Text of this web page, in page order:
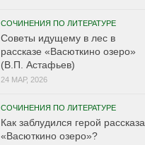
СОЧИНЕНИЯ ПО ЛИТЕРАТУРЕ
Советы идущему в лес в
рассказе «Васюткино озеро»
(В.П. Астафьев)
24 МАР, 2026
СОЧИНЕНИЯ ПО ЛИТЕРАТУРЕ
Как заблудился герой рассказа
«Васюткино озеро»?